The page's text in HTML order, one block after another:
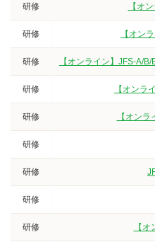
研修 【オ
研修 【オン
研修 【オンライン】JFS-A/
研修 【オンラ
研修 【オン
研修
研修
研修
研修 【